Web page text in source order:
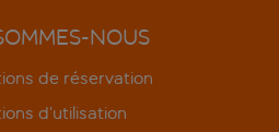
NOUS
de réservation
d’utilisation